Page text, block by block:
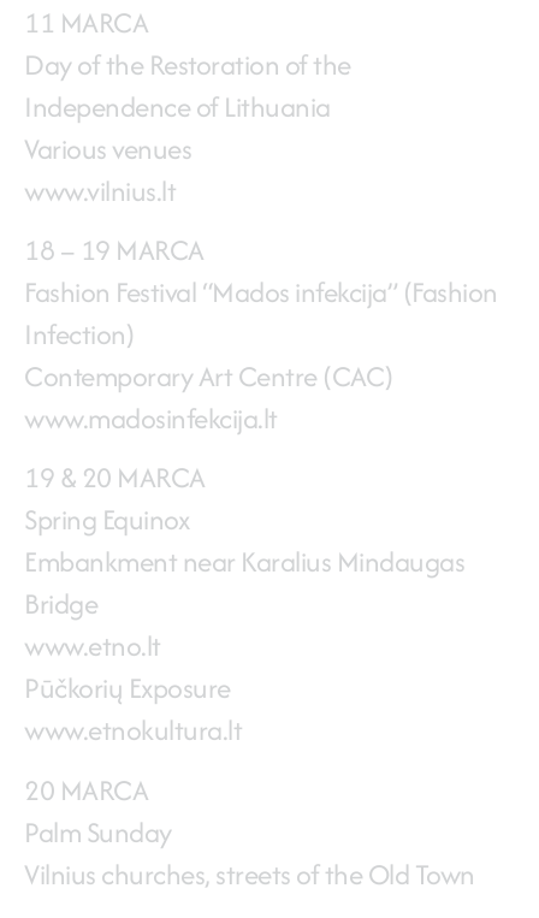
11 MARCA
Day of the Restoration of the
Independence of Lithuania
Various venues
www.vilnius.lt
18 – 19 MARCA
Fashion Festival “Mados infekcija” (Fashion
Infection)
Contemporary Art Centre (CAC)
www.madosinfekcija.lt
19 & 20 MARCA
Spring Equinox
Embankment near Karalius Mindaugas
Bridge
www.etno.lt
Pūčkorių Exposure
www.etnokultura.lt
20 MARCA
Palm Sunday
Vilnius churches, streets of the Old Town